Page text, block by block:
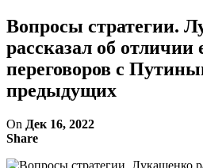
Вопросы стратегии.
рассказал об отличии
переговоров с
предыдущих
On Дек 16, 2022
Share